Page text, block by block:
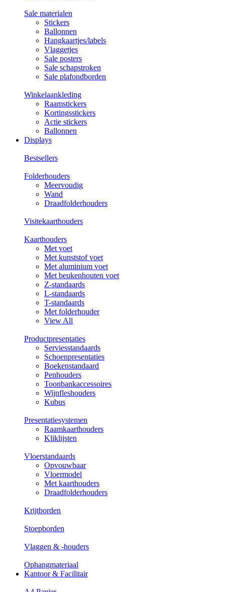
Sale materialen
Stickers
Ballonnen
Hangkaartjes/labels
Vlaggetjes
Sale posters
Sale schapstroken
Sale plafondborden
Winkelaankleding
Raamstickers
Kortingsstickers
Actie stickers
Ballonnen
Displays
Bestsellers
Folderhouders
Meervoudig
Wand
Draadfolderhouders
Visitekaarthouders
Kaarthouders
Met voet
Met kunststof voet
Met aluminium voet
Met beukenhouten voet
Z-standaards
L-standaards
T-standaards
Met folderhouder
View All
Productpresentaties
Serviesstandaards
Schoenpresentaties
Boekenstandaard
Penhouders
Toonbankaccessoires
Wijnfleshouders
Kubus
Presentatiesystemen
Raamkaarthouders
Kliklijsten
Vloerstandaards
Opvouwbaar
Vloermodel
Met kaarthouders
Draadfolderhouders
Krijtborden
Stoepborden
Vlaggen & -houders
Ophangmateriaal
Kantoor & Facilitair